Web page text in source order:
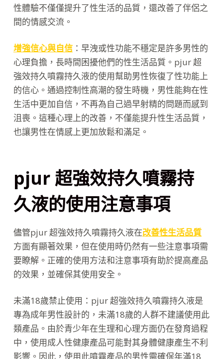
性體驗不僅僅提升了性生活的品質，還改善了伴侶之
間的情感交流。
增強信心與自信：早洩或性功能不穩定是許多男性的
心理負擔，長時間困擾他們的性生活品質。pjur 超
強效持久噴霧持久液的使用幫助男性恢復了性功能上
的信心。通過控制性高潮的發生時機，男性能夠在性
生活中更加自信，不再為自己過早射精的問題而感到
沮喪。這種心理上的改善，不僅能提升性生活品質，
也讓男性在情感上更加放鬆和滿足。
pjur 超強效持久噴霧持
久液的使用注意事項
儘管pjur 超強效持久噴霧持久液在改善性生活品質
方面有顯著效果，但在使用時仍然有一些注意事項需
要瞭解。正確的使用方法和注意事項有助於提高產品
的效果，並確保其使用安全。
未滿18歲禁止使用：pjur 超強效持久噴霧持久液是
專為成年男性設計的，未滿18歲的人群不建議使用此
類產品。由於青少年在生理和心理方面仍在發育過程
中，使用成人性健康產品可能對其身體健康產生不利
影響。因此，使用此噴霧產品的男性需確保年滿18